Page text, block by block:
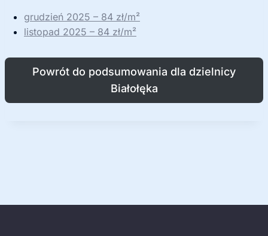
grudzień 2025 – 84 zł/m²
listopad 2025 – 84 zł/m²
Powrót do podsumowania dla dzielnicy
Białołęka